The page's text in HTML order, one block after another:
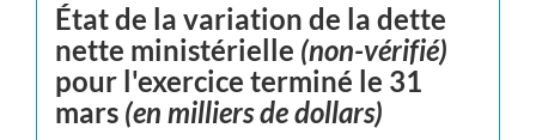
État de la variation de la dette
nette ministérielle (non-vérifié)
pour l'exercice terminé le 31
mars (en milliers de dollars)